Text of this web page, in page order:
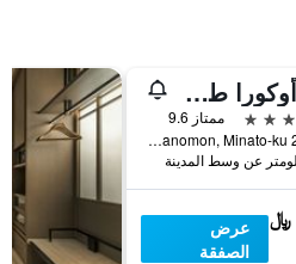
ذي أوكورا طوكيو
ممتاز 9.6
2-10-4 Toranomon, Minato-ku, طوكيو, اليابان
عرض
الصفقة